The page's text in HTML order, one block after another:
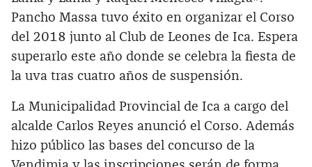
Pancho Massa tuvo éxito en organizar el Corso
del 2018 junto al Club de Leones de Ica. Espera
superarlo este año donde se celebra la fiesta de
la uva tras cuatro años de suspensión.
La Municipalidad Provincial de Ica a cargo del
alcalde Carlos Reyes anunció el Corso. Además
hizo público las bases del concurso de la